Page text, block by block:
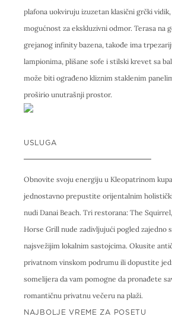
plafona uokviruju izuzetan klasični grčki
mogućnost za ekskluzivni odmor. Terasa na
grejanog infinity bazena, takođe ima
lampionima, plišane sofe i stilski krevet sa
može biti ograđeno kliznim staklenim
proširio unutrašnji prostor.
USLUGA
Obnovite svoju energiju u Kleopatrinom
jednostavno prepustite orijentalnim
nudi Danai Beach. Tri restorana: The
Horse Grill nude zadivljujući pogled zajedno
najsvežijim lokalnim sastojcima. Okusite
privatnom vinskom podrumu ili dopustite
somelijera da vam pomogne da pronađete
romantičnu privatnu večeru na plaži.
NAJBOLJE VREME ZA POSETU